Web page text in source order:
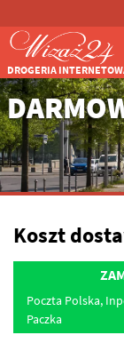
DROGERIA
Koszt
Poczta Polska,
Paczka